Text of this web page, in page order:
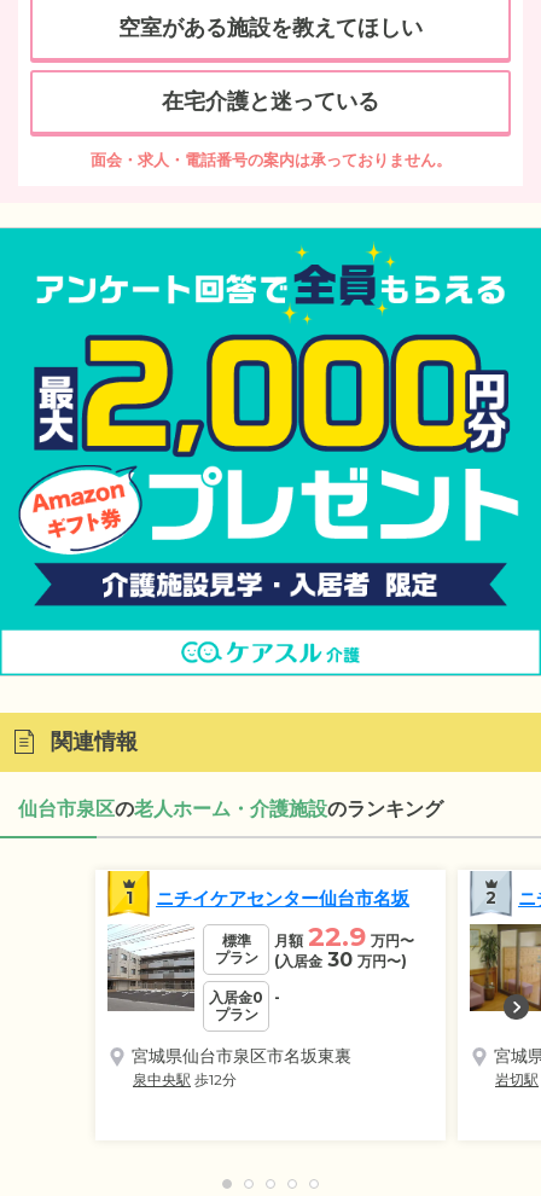
空室がある施設を教えてほしい
在宅介護と迷っている
面会・求人・電話番号の案内は承っておりません。
関連情報
仙台市泉区の老人ホーム・介護施設のランキング
1 ニチイケアセンター仙台市名坂
標準
プラン
月額 22.9 万円〜
(入居金 30 万円〜)
入居金0
プラン
-
宮城県仙台市泉区市名坂東裏
泉中央駅 歩12分
2
宮城
岩切駅